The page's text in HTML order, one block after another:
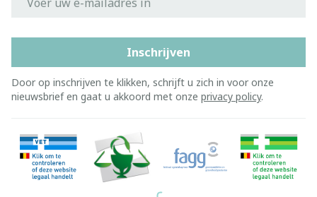
Inschrijven
Door op inschrijven te klikken, schrijft u zich in voor onze
nieuwsbrief en gaat u akkoord met onze privacy policy.